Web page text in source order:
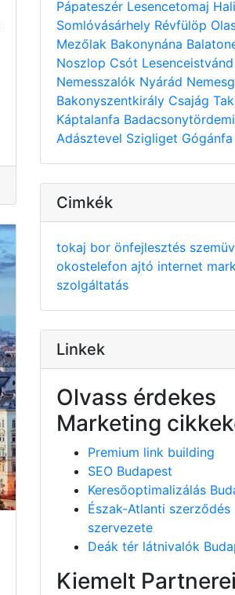
Pápateszér Lesencetomaj
Somlóvásárhely Révfülöp
Mezőlak Bakonynána
Noszlop Csót Lesenceistvánd
Nemesszalók Nyárád
Bakonyszentkirály Csajág
Káptalanfa
Adásztevel Szigliget Gógánfa
Cimkék
tokaj bor önfejlesztés
okostelefon ajtó internet
szolgáltatás
Linkek
Olvass érdekes
Marketing
Premium link building
SEO Budapest
Keresőoptimalizálás
Észak-Atlanti szerződés
szervezete
Deák tér látnivalók
Kiemelt